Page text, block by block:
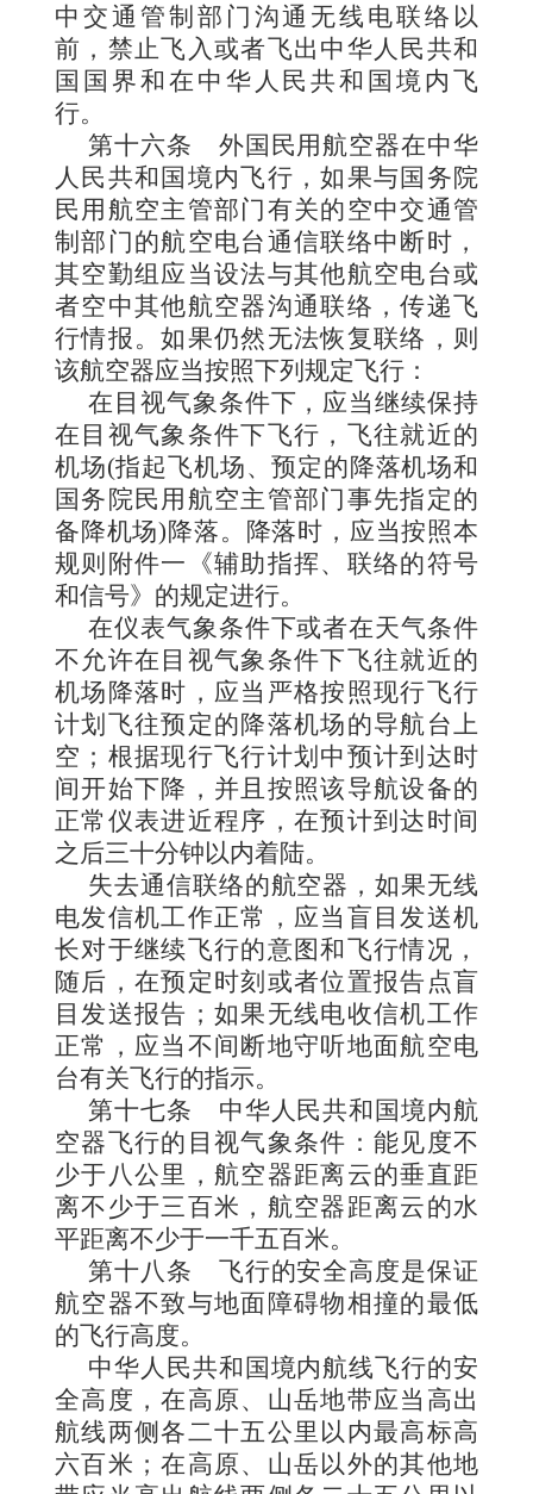
中交通管制部门沟通无线电联络以
前，禁止飞入或者飞出中华人民共和
国国界和在中华人民共和国境内飞
行。
第十六条 外国民用航空器在中华
人民共和国境内飞行，如果与国务院
民用航空主管部门有关的空中交通管
制部门的航空电台通信联络中断时，
其空勤组应当设法与其他航空电台或
者空中其他航空器沟通联络，传递飞
行情报。如果仍然无法恢复联络，则
该航空器应当按照下列规定飞行：
在目视气象条件下，应当继续保持
在目视气象条件下飞行，飞往就近的
机场(指起飞机场、预定的降落机场和
国务院民用航空主管部门事先指定的
备降机场)降落。降落时，应当按照本
规则附件一《辅助指挥、联络的符号
和信号》的规定进行。
在仪表气象条件下或者在天气条件
不允许在目视气象条件下飞往就近的
机场降落时，应当严格按照现行飞行
计划飞往预定的降落机场的导航台上
空；根据现行飞行计划中预计到达时
间开始下降，并且按照该导航设备的
正常仪表进近程序，在预计到达时间
之后三十分钟以内着陆。
失去通信联络的航空器，如果无线
电发信机工作正常，应当盲目发送机
长对于继续飞行的意图和飞行情况，
随后，在预定时刻或者位置报告点盲
目发送报告；如果无线电收信机工作
正常，应当不间断地守听地面航空电
台有关飞行的指示。
第十七条 中华人民共和国境内航
空器飞行的目视气象条件：能见度不
少于八公里，航空器距离云的垂直距
离不少于三百米，航空器距离云的水
平距离不少于一千五百米。
第十八条 飞行的安全高度是保证
航空器不致与地面障碍物相撞的最低
的飞行高度。
中华人民共和国境内航线飞行的安
全高度，在高原、山岳地带应当高出
航线两侧各二十五公里以内最高标高
六百米；在高原、山岳以外的其他地